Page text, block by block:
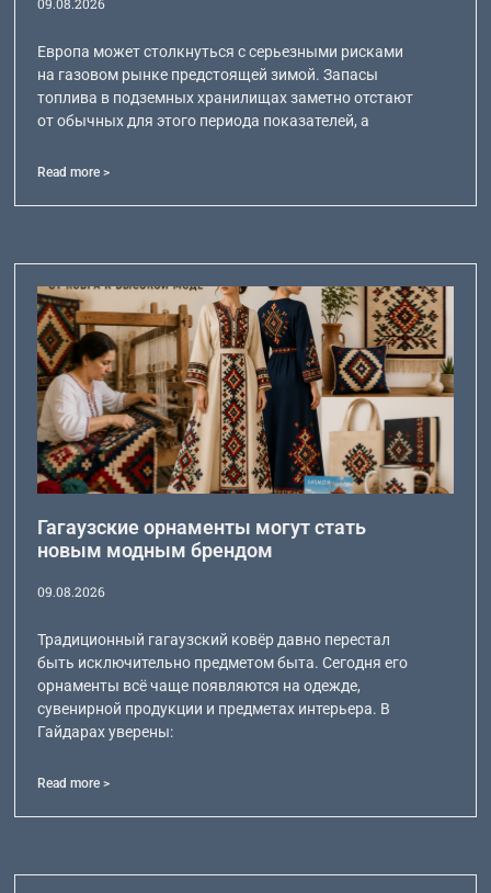
Европа может столкнуться с серьезными рисками
на газовом рынке предстоящей зимой. Запасы
топлива в подземных хранилищах заметно отстают
от обычных для этого периода показателей, а
Read more >
Гагаузские орнаменты могут стать
новым модным брендом
09.08.2026
Традиционный гагаузский ковёр давно перестал
быть исключительно предметом быта. Сегодня его
орнаменты всё чаще появляются на одежде,
сувенирной продукции и предметах интерьера. В
Гайдарах уверены:
Read more >